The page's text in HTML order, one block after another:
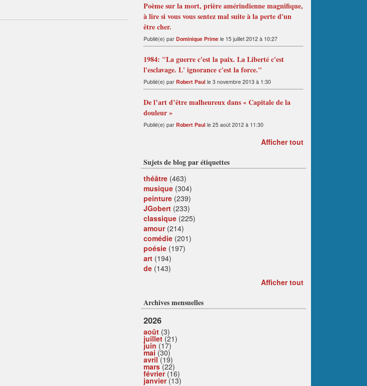
Poème sur la mort, prière amérindienne magnifique,
à lire si vous vous sentez mal suite à la perte d'un
être cher.
Publié(e) par Dominique Prime le 15 juillet 2012 à 10:27
1984: "La guerre c'est la paix. La Liberté c'est
l'esclavage. L' ignorance c'est la force."
Publié(e) par Robert Paul le 3 novembre 2013 à 1:30
De l’art d’être malheureux dans « Capitale de la
douleur »
Publié(e) par Robert Paul le 25 août 2012 à 11:30
Afficher tout
Sujets de blog par étiquettes
théâtre (463)
musique (304)
peinture (239)
JGobert (233)
classique (225)
amour(214)
comédie (201)
poésie (197)
art (194)
de (143)
Afficher tout
Archives mensuelles
2026
août (3)
juillet(21)
juin (17)
mai (30)
avril(19)
mars(22)
février(16)
janvier(13)